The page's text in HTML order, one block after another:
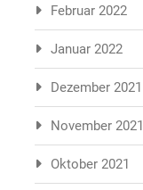
Februar 2022
Januar 2022
Dezember 2021
November 2021
Oktober 2021